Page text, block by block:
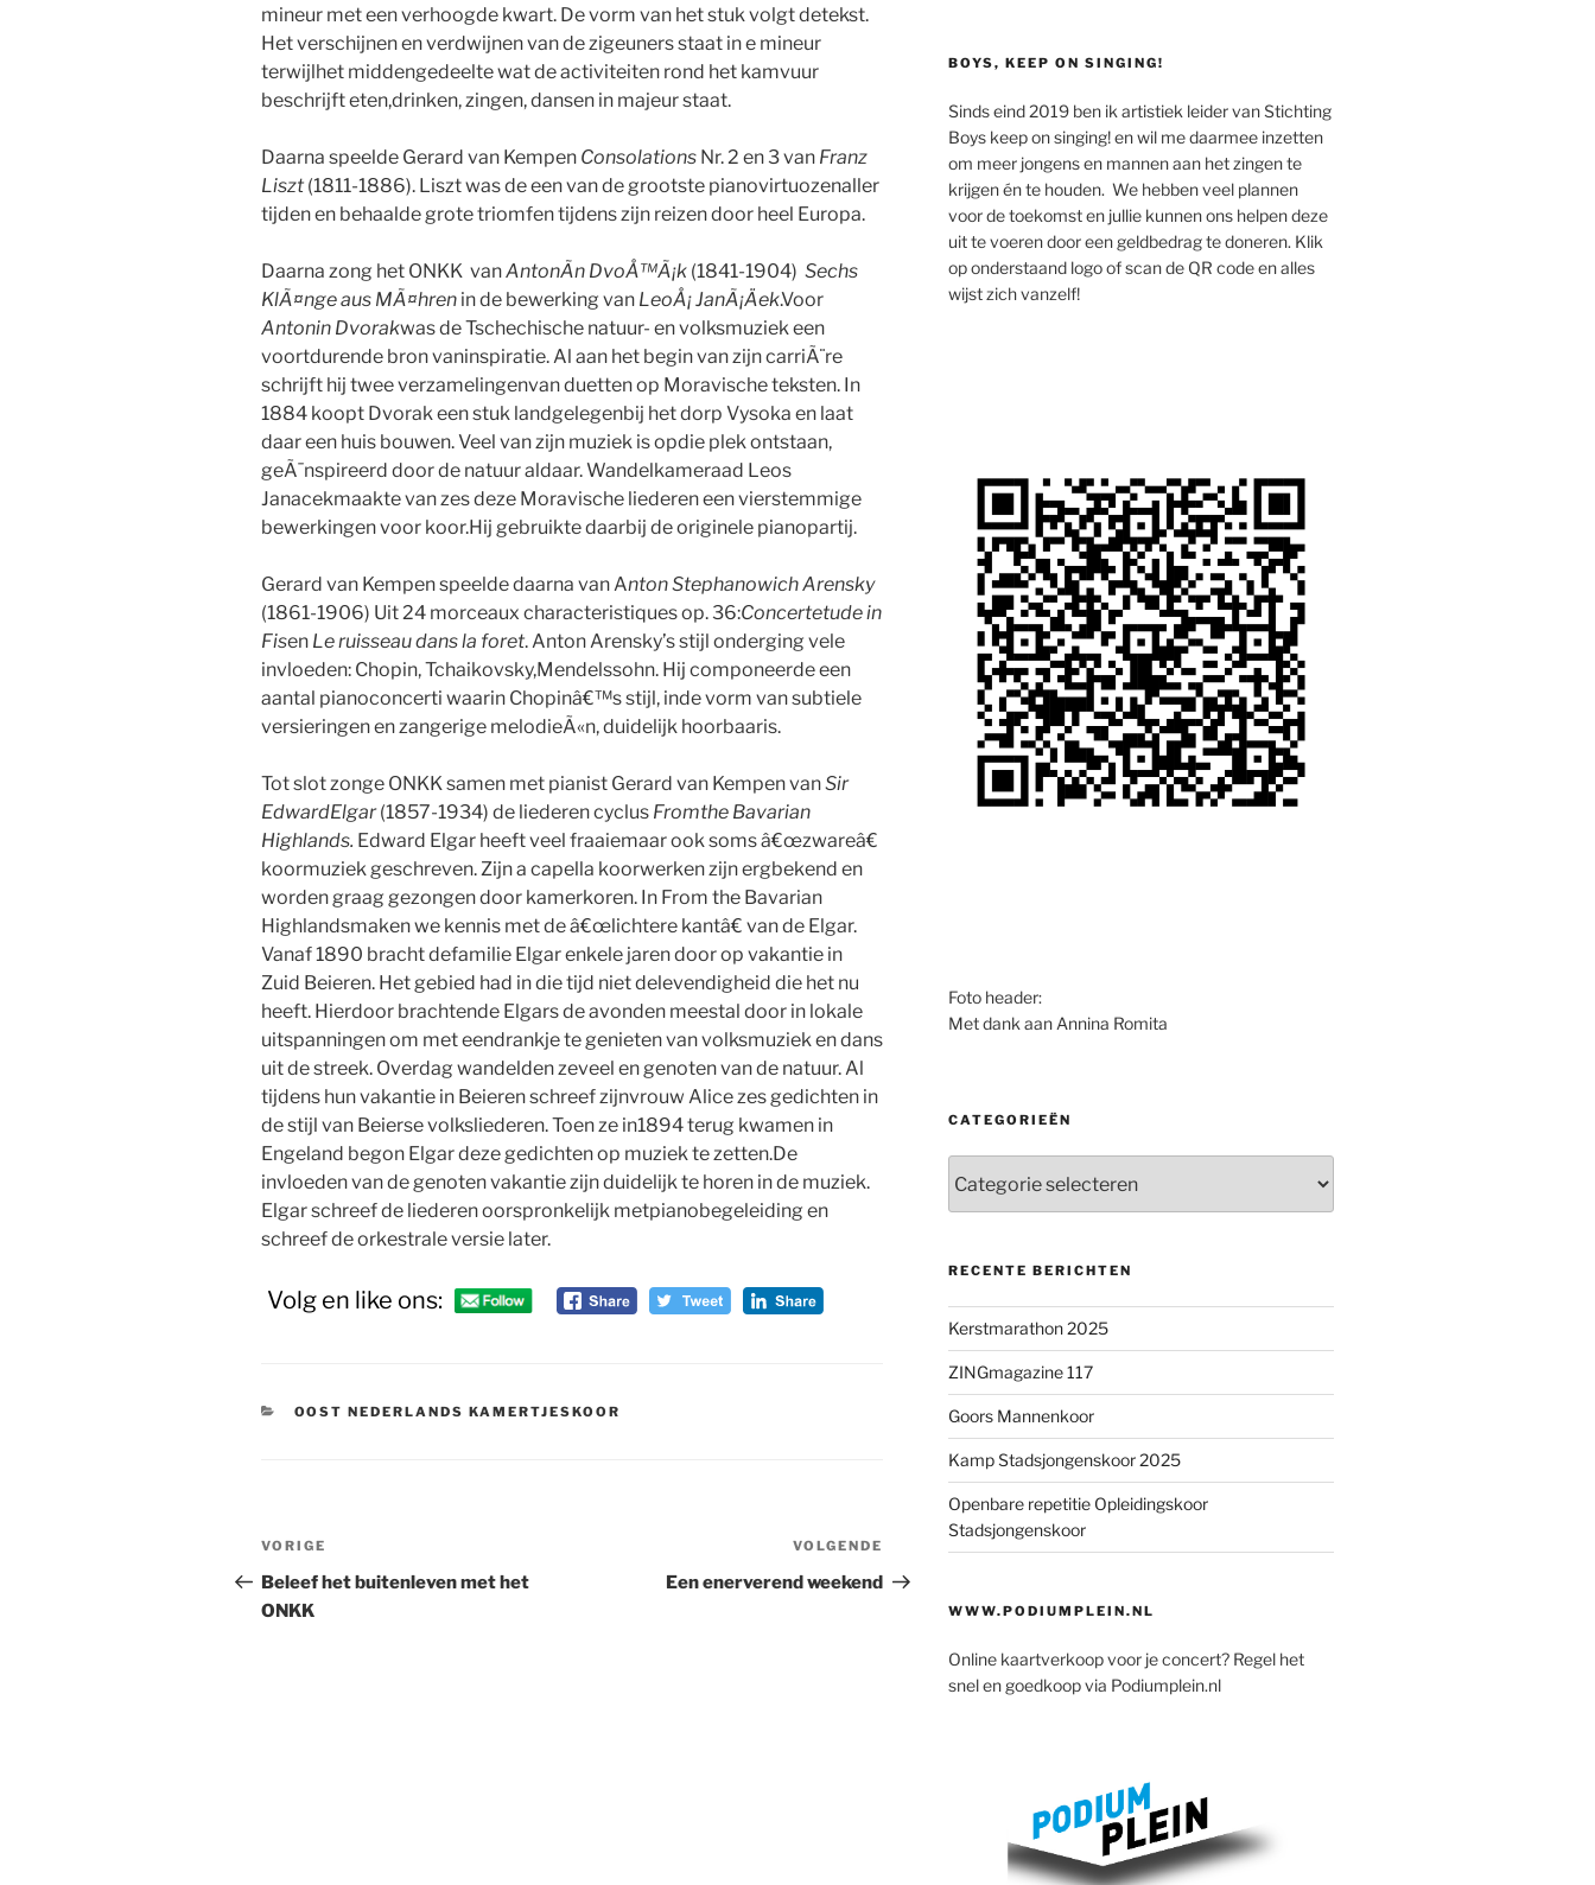
mineur met een verhoogde kwart. De vorm van het stuk volgt detekst.
Het verschijnen en verdwijnen van de zigeuners staat in e mineur
terwijlhet middengedeelte wat de activiteiten rond het kamvuur
beschrijft eten,drinken, zingen, dansen in majeur staat.
Daarna speelde Gerard van Kempen Consolations Nr. 2 en 3 van Franz
Liszt (1811-1886). Liszt was de een van de grootste pianovirtuozenaller
tijden en behaalde grote triomfen tijdens zijn reizen door heel Europa.
Daarna zong het ONKK vanAntonÃ­n DvoÅ™Ã¡k (1841-1904) Sechs
KlÃ¤nge aus MÃ¤hren in de bewerking van LeoÅ¡ JanÃ¡Äek.Voor
Antonin Dvorakwas de Tschechische natuur- en volksmuziek een
voortdurende bron vaninspiratie. Al aan het begin van zijn carriÃ¨re
schrijft hij twee verzamelingenvan duetten op Moravische teksten. In
1884 koopt Dvorak een stuk landgelegenbij het dorp Vysoka en laat
daar een huis bouwen. Veel van zijn muziek is opdie plek ontstaan,
geÃ¯nspireerd door de natuur aldaar. Wandelkameraad Leos
Janacekmaakte van zes deze Moravische liederen een vierstemmige
bewerkingen voor koor.Hij gebruikte daarbij de originele pianopartij.
Gerard van Kempen speelde daarna van Anton Stephanowich Arensky
(1861-1906) Uit 24 morceaux characteristiques op. 36:Concertetude in
Fisen Le ruisseau dans la foret. Anton Arensky’s stijl onderging vele
invloeden: Chopin, Tchaikovsky,Mendelssohn. Hij componeerde een
aantal pianoconcerti waarin Chopinâ€™s stijl, inde vorm van subtiele
versieringen en zangerige melodieÃ«n, duidelijk hoorbaaris.
Tot slot zonge ONKK samen met pianist Gerard van Kempen vanSir
EdwardElgar(1857-1934) de liederen cyclus Fromthe Bavarian
Highlands. Edward Elgar heeft veel fraaiemaar ook soms â€œzwareâ€
koormuziek geschreven. Zijn a capella koorwerken zijn ergbekend en
worden graag gezongen door kamerkoren. In From the Bavarian
Highlandsmaken we kennis met de â€œlichtere kantâ€ van de Elgar.
Vanaf 1890 bracht defamilie Elgar enkele jaren door op vakantie in
Zuid Beieren. Het gebied had in die tijd niet delevendigheid die het nu
heeft. Hierdoor brachtende Elgars de avonden meestal door in lokale
uitspanningen om met eendrankje te genieten van volksmuziek en dans
uit de streek. Overdag wandelden zeveel en genoten van de natuur. Al
tijdens hun vakantie in Beieren schreef zijnvrouw Alice zes gedichten in
de stijl van Beierse volksliederen. Toen ze in1894 terug kwamen in
Engeland begon Elgar deze gedichten op muziek te zetten.De
invloeden van de genoten vakantie zijn duidelijk te horen in de muziek.
Elgar schreef de liederen oorspronkelijk metpianobegeleiding en
schreef de orkestrale versie later.
Volg en like ons:
CATEGORIEËN
OOST NEDERLANDS KAMERTJESKOOR
Bericht
navigatie
Vorig
bericht
VORIGE
Beleef het buitenleven met het
ONKK
Volgend
bericht
VOLGENDE
Een enerverend weekend
BOYS, KEEP ON SINGING!
Sinds eind 2019 ben ik artistiek leider van Stichting
Boys keep on singing! en wil me daarmee inzetten
om meer jongens en mannen aan het zingen te
krijgen én te houden. We hebben veel plannen
voor de toekomst en jullie kunnen ons helpen deze
uit te voeren door een geldbedrag te doneren. Klik
op onderstaand logo of scan de QR code en alles
wijst zich vanzelf!
Foto header:
Met dank aan Annina Romita
CATEGORIEËN
RECENTE BERICHTEN
Kerstmarathon 2025
ZINGmagazine 117
Goors Mannenkoor
Kamp Stadsjongenskoor 2025
Openbare repetitie Opleidingskoor
Stadsjongenskoor
WWW.PODIUMPLEIN.NL
Online kaartverkoop voor je concert? Regel het
snel en goedkoop via Podiumplein.nl